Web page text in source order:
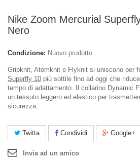
Nike Zoom Mercurial
Nero
Condizione: Nuovo prodotto
Gripknit, Atomknit e Flyknit si uniscono per
Superfly 10 più sottile fino ad oggi che
tempo di adattamento. Il collarino Dynamic
un tessuto leggero ed elastico per
sicurezza.
Twitta Condividi Google+
Invia ad un amico